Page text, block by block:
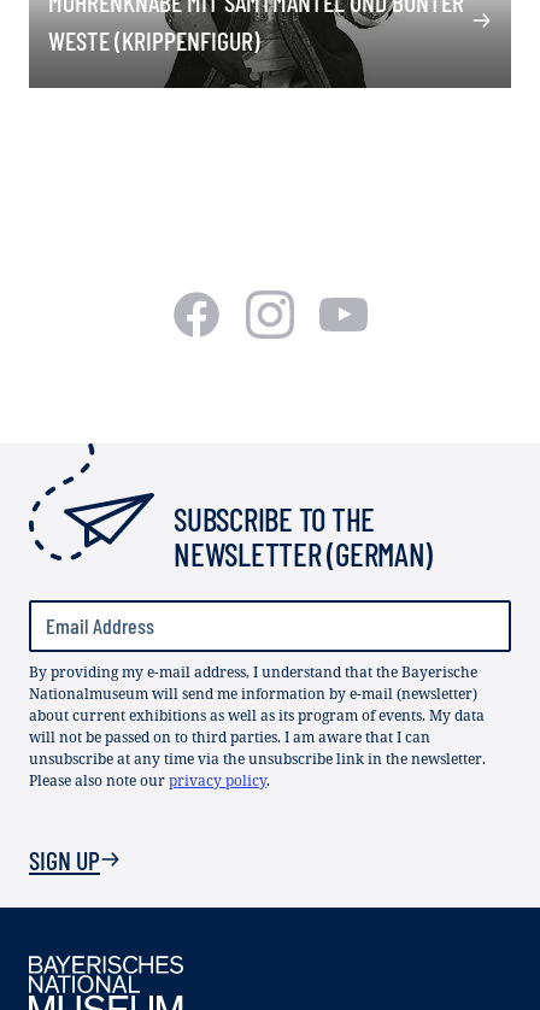
WESTE (KRIPPENFIGUR)
SUBSCRIBE TO THE
NEWSLETTER (GERMAN)
By providing my e-mail address, I understand that the Bayerische
Nationalmuseum will send me information by e-mail (newsletter)
about current exhibitions as well as its program of events. My data
will not be passed on to third parties. I am aware that I can
unsubscribe at any time via the unsubscribe link in the newsletter.
Please also note ourprivacy policy.
SIGN UP